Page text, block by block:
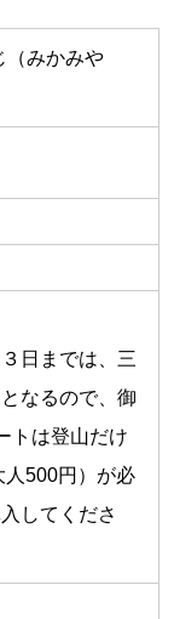
（みかみや
日までは、三
なるので、御
トは登山だけ
人500円）が必
してくださ